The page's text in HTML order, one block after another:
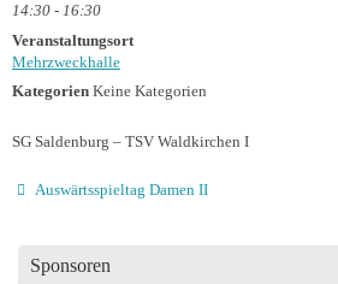
14:30 - 16:30
Veranstaltungsort
Mehrzweckhalle
Kategorien Keine Kategorien
SG Saldenburg – TSV Waldkirchen I
Auswärtsspieltag Damen II
Sponsoren